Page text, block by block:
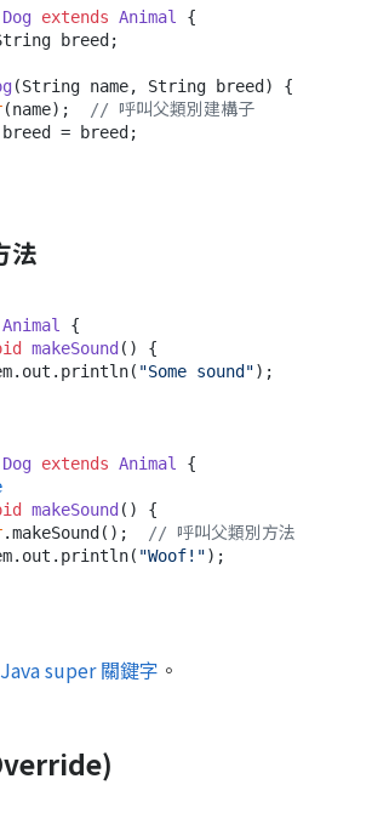
Dog extends Animal {
breed;
(String name, String breed)
{
(name); // 呼叫父類別建構子
= breed;
法
Animal
{
makeSound ()
{
System.out.println(
"Some sound");
Dog extends Animal
{
makeSound ()
{
.makeSound();
// 呼叫父類別方法
System.out.println(
"Woof!");
Java super 關鍵字 。